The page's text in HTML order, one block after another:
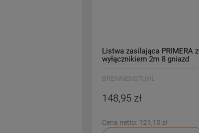
Listwa zasilająca PRIMERA z
wyłącznikiem 2m 8 gniazd
/B1153304128/
BRENNENSTUHL
148,95 zł
Cena netto: 121,10 zł